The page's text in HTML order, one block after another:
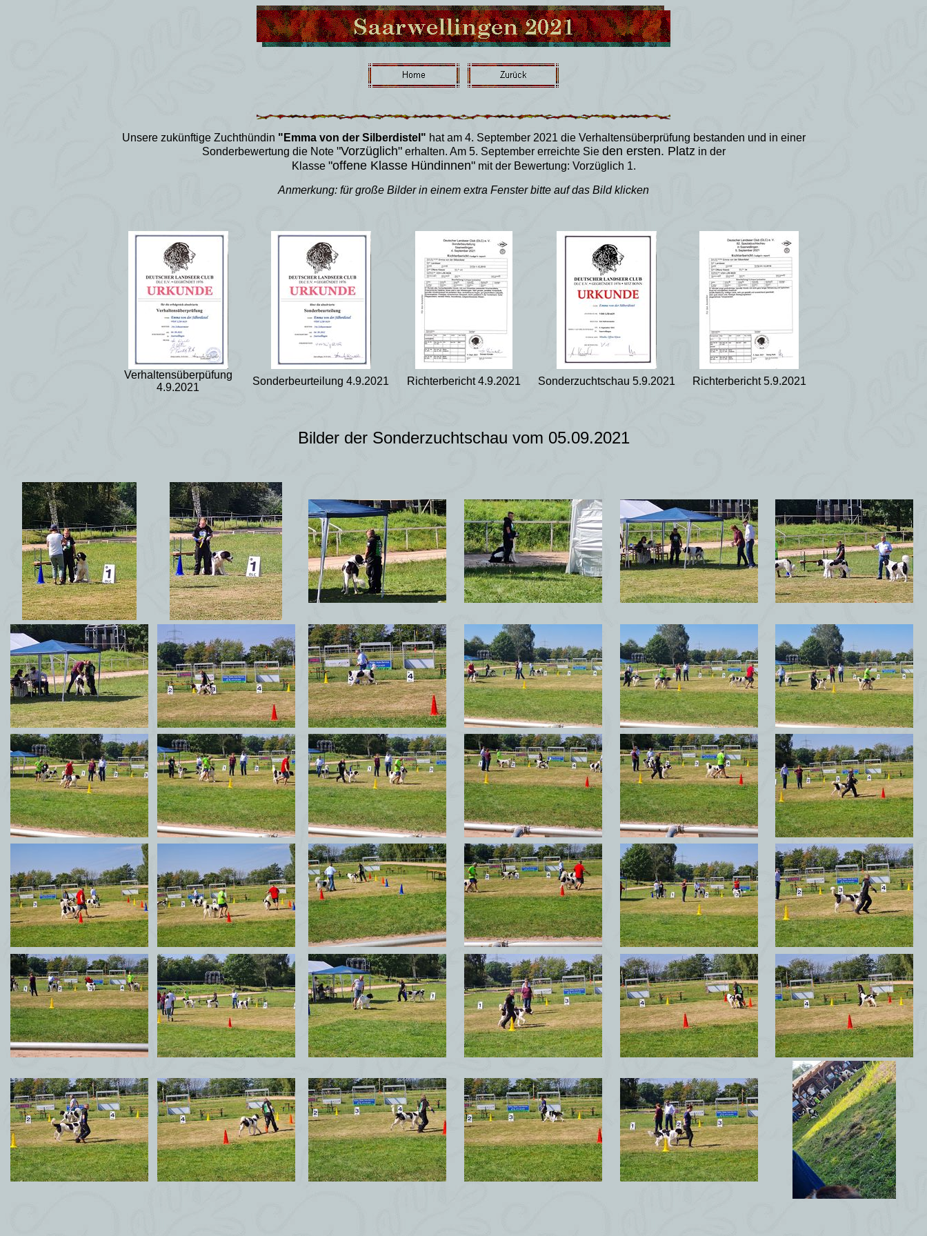
Unsere zukünftige Zuchthündin "Emma von der Silberdistel" hat am 4. September 2021 die Verhaltensüberprüfung bestanden und in einer
Sonderbewertung die Note "Vorzüglich"erhalten. Am 5. September erreichte Sie den ersten. Platz in der
Klasse "offene Klasse Hündinnen"mit der Bewertung: Vorzüglich 1.
Anmerkung: für große Bilder in einem extra Fenster bitte auf das Bild klicken
Verhaltensüberpüfung
4.9.2021
Sonderbeurteilung 4.9.2021 Richterbericht 4.9.2021 Sonderzuchtschau 5.9.2021 Richterbericht 5.9.2021
Bilder der Sonderzuchtschau vom 05.09.2021